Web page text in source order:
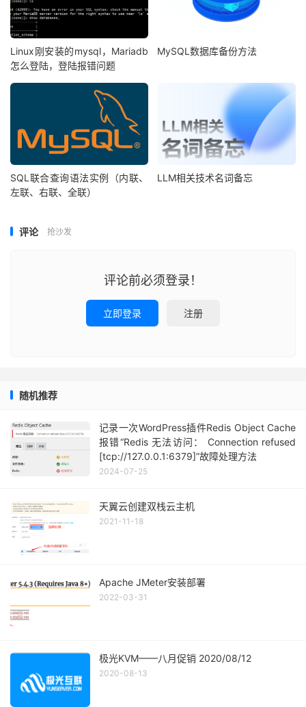
Linux刚安装的mysql，Mariadb
怎么登陆，登陆报错问题
MySQL数据库备份方法
SQL联合查询语法实例（内联、
左联、右联、全联）
LLM相关技术名词备忘
评论 抢沙发
评论前必须登录！
立即登录 注册
随机推荐
记录一次WordPress插件Redis Object Cache
报错“Redis 无法访问： Connection refused
[tcp://127.0.0.1:6379]”故障处理方法
2024-07-25
天翼云创建双栈云主机
2021-11-18
Apache JMeter安装部署
2022-03-31
极光KVM——八月促销 2020/08/12
2020-08-13